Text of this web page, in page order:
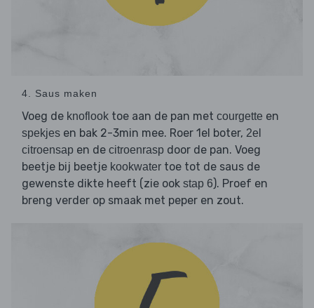
4. Saus maken
Voeg de knoflook toe aan de pan met courgette en
spekjes en bak 2-3min mee. Roer 1el boter, 2el
citroensap en de citroenrasp door de pan. Voeg
beetje bij beetje kookwater toe tot de saus de
gewenste dikte heeft (zie ook stap 6). Proef en
breng verder op smaak met peper en zout.